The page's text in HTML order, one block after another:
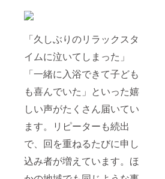
「久しぶりのリラックスタ
イムに泣いてしまった」
「一緒に入浴できて子ども
も喜んでいた」といった嬉
しい声がたくさん届いてい
ます。リピーターも続出
で、回を重ねるたびに申し
込み者が増えています。ほ